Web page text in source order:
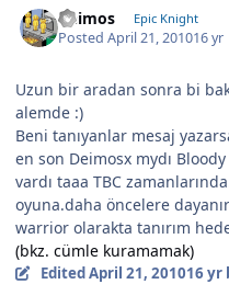
Deimos Epic Knight
PostedApril 21, 201016 yr
Uzun bir aradan sonra bi
alemde :)
Beni tanıyanlar mesaj
en son Deimosx mydı
vardı taaa TBC
oyuna.daha öncelere
warrior olarakta tanırım
(bkz. cümle kuramamak)
EditedApril 21, 201016 yr